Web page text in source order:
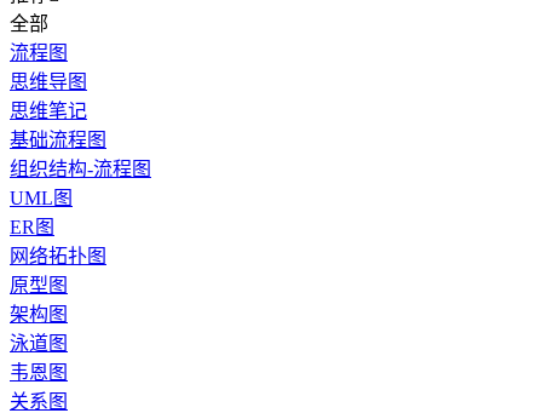
全部
流程图
思维导图
思维笔记
基础流程图
组织结构-流程图
UML图
ER图
网络拓扑图
原型图
架构图
泳道图
韦恩图
关系图